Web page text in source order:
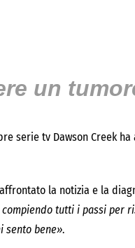
un
serie tv Dawson Creek
la notizia e la
tutti i passi per
sento bene».